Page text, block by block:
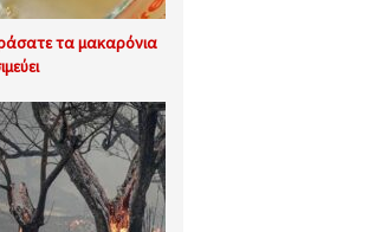
τα μακαρόνια